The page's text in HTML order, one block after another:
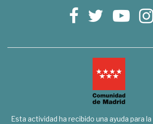
Esta actividad ha recibido una ayuda para